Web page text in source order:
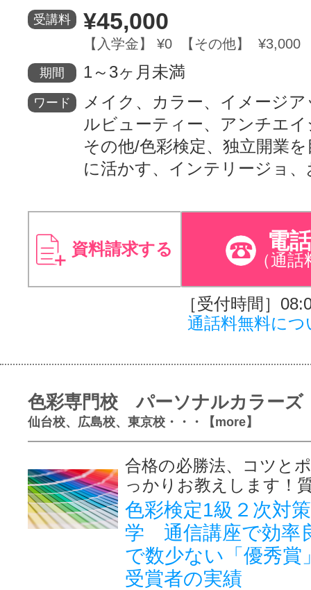
サイトマッ
受講料 ¥45,000
【入学金】 ¥0 【その他】 ¥3,000
期間 1～3ヶ月未満
ワード
メイク、カラー、イメージ
ルビューティー、アンチエ
その他/色彩検定、独立開業
に活かす、インテリージョ
資料請求する 電
（通話
［受付時間］
通話料無料につ
色彩専門校 パーソナルカラーズ
仙台校、広島校、東京校・・・【more】
合格の必勝法、コツと
っかりお教えします！
色彩検定1級２次対
学 通信講座で効率
で数少ない「優秀賞
受賞者の実績